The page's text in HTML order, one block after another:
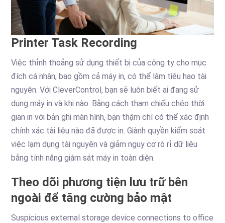
Printer Task Recording
Việc thỉnh thoảng sử dụng thiết bị của công ty cho mục
đích cá nhân, bao gồm cả máy in, có thể làm tiêu hao tài
nguyên. Với CleverControl, bạn sẽ luôn biết ai đang sử
dụng máy in và khi nào. Bằng cách tham chiếu chéo thời
gian in với bản ghi màn hình, bạn thậm chí có thể xác định
chính xác tài liệu nào đã được in. Giành quyền kiểm soát
việc lạm dụng tài nguyên và giảm nguy cơ rò rỉ dữ liệu
bằng tính năng giám sát máy in toàn diện.
Theo dõi phương tiện lưu trữ bên
ngoài để tăng cường bảo mật
Suspicious external storage device connections to office